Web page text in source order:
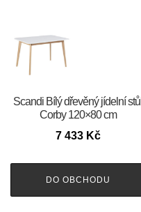
Scandi Bílý dřevěný jídelní stůl
Corby 120×80 cm
7 433 Kč
DO OBCHODU